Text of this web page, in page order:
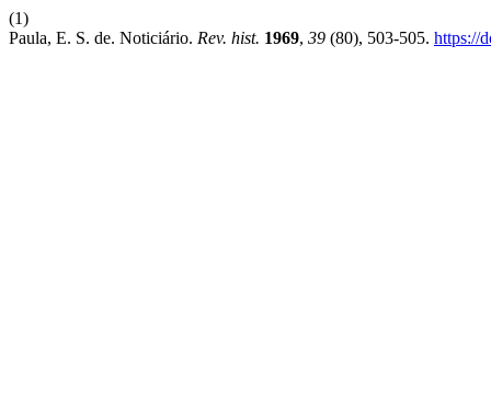
(1)
Paula, E. S. de. Noticiário. Rev. hist. 1969, 39 (80), 503-505. https://